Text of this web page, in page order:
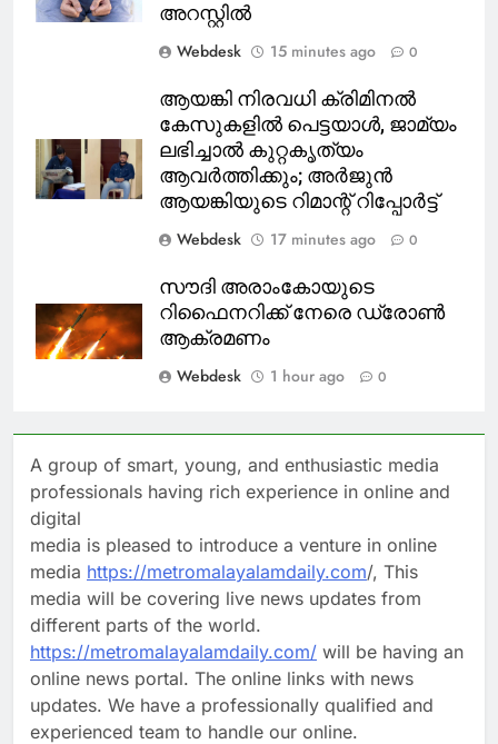
അറസ്റ്റിൽ
Webdesk
15 minutes ago 0
ആയങ്കി നിരവധി ക്രിമിനൽ
കേസുകളിൽ പെട്ടയാൾ, ജാമ്യം
ലഭിച്ചാൽ കുറ്റകൃത്യം
ആവർത്തിക്കും; അർജുൻ
ആയങ്കിയുടെ റിമാന്റ് റിപ്പോർട്ട്
Webdesk
17 minutes ago 0
സൗദി അരാംകോയുടെ
റിഫൈനറിക്ക് നേരെ ഡ്രോൺ
ആക്രമണം
Webdesk
1 hour ago 0
A group of smart, young, and enthusiastic media
professionals having rich experience in online and
digital
media is pleased to introduce a venture in online
media https://metromalayalamdaily.com/, This
media will be covering live news updates from
different parts of the world.
https://metromalayalamdaily.com/ will be having an
online news portal. The online links with news
updates. We have a professionally qualified and
experienced team to handle our online.